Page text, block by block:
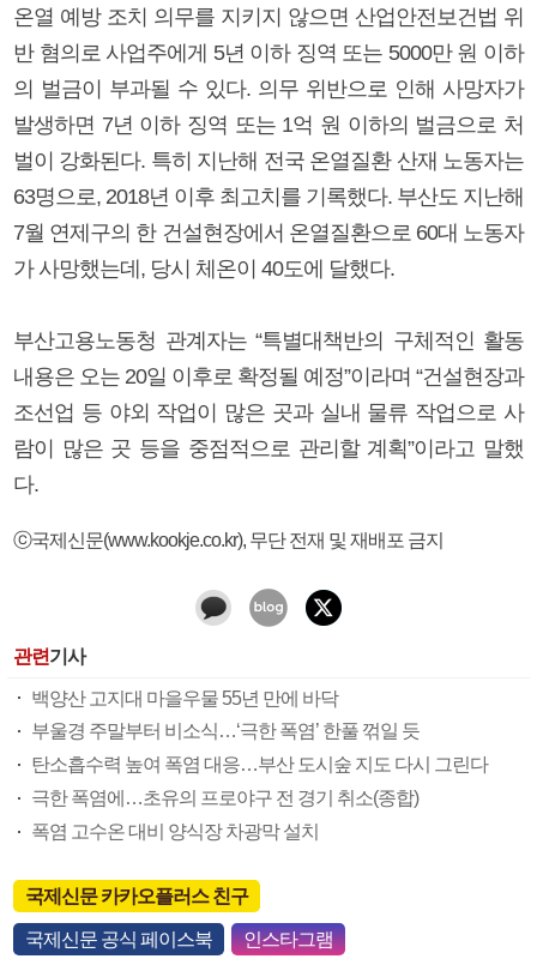
온열 예방 조치 의무를 지키지 않으면 산업안전보건법 위
반 혐의로 사업주에게 5년 이하 징역 또는 5000만 원 이하
의 벌금이 부과될 수 있다. 의무 위반으로 인해 사망자가
발생하면 7년 이하 징역 또는 1억 원 이하의 벌금으로 처
벌이 강화된다. 특히 지난해 전국 온열질환 산재 노동자는
63명으로, 2018년 이후 최고치를 기록했다. 부산도 지난해
7월 연제구의 한 건설현장에서 온열질환으로 60대 노동자
가 사망했는데, 당시 체온이 40도에 달했다.
부산고용노동청 관계자는 “특별대책반의 구체적인 활동
내용은 오는 20일 이후로 확정될 예정”이라며 “건설현장과
조선업 등 야외 작업이 많은 곳과 실내 물류 작업으로 사
람이 많은 곳 등을 중점적으로 관리할 계획”이라고 말했
다.
ⓒ국제신문(www.kookje.co.kr), 무단 전재 및 재배포 금지
관련기사
백양산 고지대 마을우물 55년 만에 바닥
부울경 주말부터 비소식…‘극한 폭염’ 한풀 꺾일 듯
탄소흡수력 높여 폭염 대응…부산 도시숲 지도 다시 그린다
극한 폭염에…초유의 프로야구 전 경기 취소(종합)
폭염 고수온 대비 양식장 차광막 설치
국제신문 카카오플러스 친구
국제신문 공식 페이스북 인스타그램